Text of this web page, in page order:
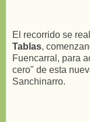
El recorrido se
Tablas,
Fuencarral, para
cero" de esta
Sanchinarro.